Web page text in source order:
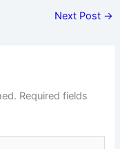
Next Post →
Required fields